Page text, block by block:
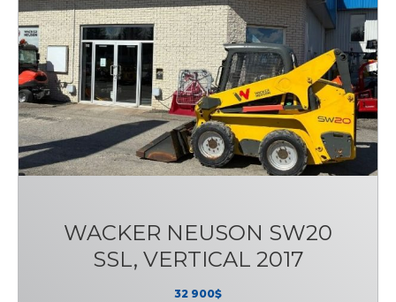
WACKER NEUSON SW20
SSL, VERTICAL 2017
32 900$